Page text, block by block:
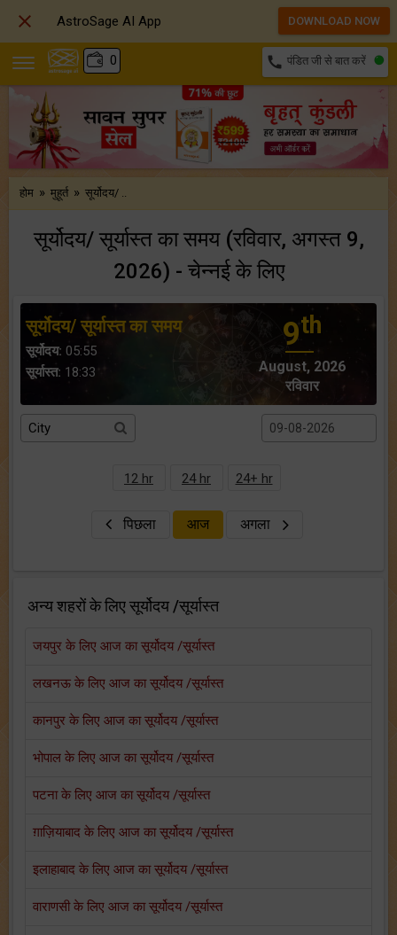
0 call पंडित जी से बात करें
होम » मुहूर्त » सूर्योदय/ ..
सूर्योदय/ सूर्यास्त का समय (रविवार, अगस्त 9,
2026) - चेन्नई के लिए
सूर्योदय/ सूर्यास्त का समय
सूर्योदय: 05:55
सूर्यास्त: 18:33
9th
August, 2026
रविवार
12 hr 24 hr 24+ hr
पिछला आज अगला
अन्य शहरों के लिए सूर्योदय /सूर्यास्त
जयपुर के लिए आज का सूर्योदय /सूर्यास्त
लखनऊ के लिए आज का सूर्योदय /सूर्यास्त
कानपुर के लिए आज का सूर्योदय /सूर्यास्त
भोपाल के लिए आज का सूर्योदय /सूर्यास्त
पटना के लिए आज का सूर्योदय /सूर्यास्त
ग़ाज़ियाबाद के लिए आज का सूर्योदय /सूर्यास्त
इलाहाबाद के लिए आज का सूर्योदय /सूर्यास्त
वाराणसी के लिए आज का सूर्योदय /सूर्यास्त
 AstroSage AI App DOWNLOAD NOW